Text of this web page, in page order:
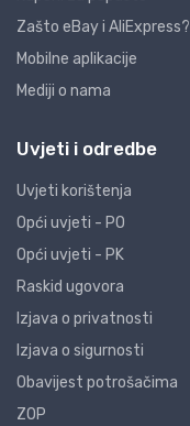
Zašto eBay i AliExpress?
Mobilne aplikacije
Mediji o nama
Uvjeti i odredbe
Uvjeti korištenja
Opći uvjeti - PO
Opći uvjeti - PK
Raskid ugovora
Izjava o privatnosti
Izjava o sigurnosti
Obavijest potrošačima
ZOP